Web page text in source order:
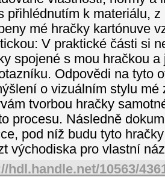
přihlédnutím k materiálu,
mé hračky kartónuve
V praktické části si
spojené s mou hračkou
Odpovědi na tyto
o vizuálním stylu mé
tvorbou hračky
procesu. Následně
pod níž budu tyto
východiska pro vlastní
hdl.handle.net/10563/